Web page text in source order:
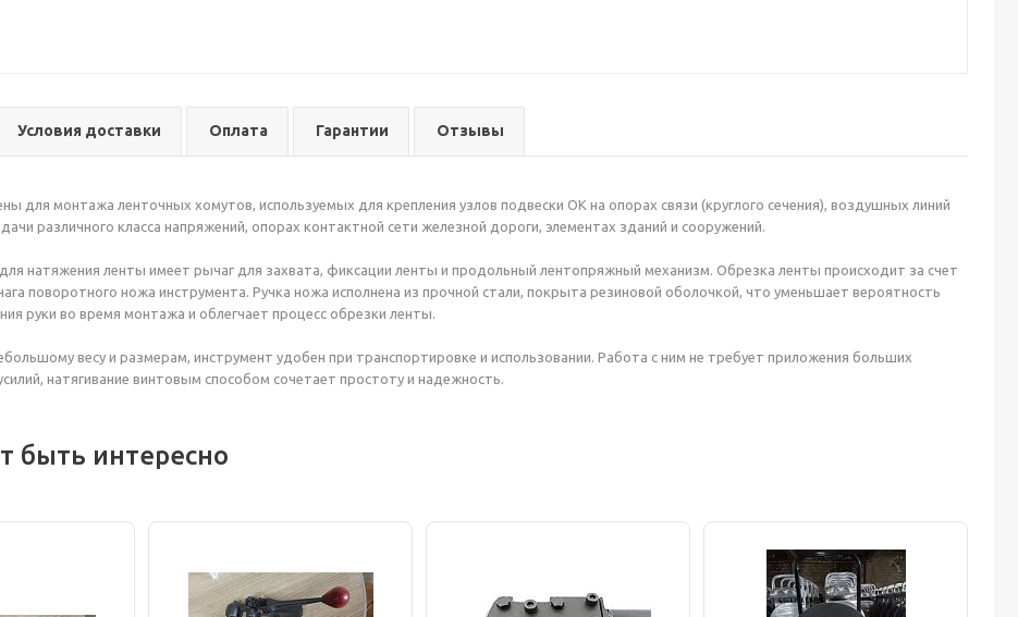
Условия доставки Оплата Гарантии Отзывы
для монтажа ленточных хомутов, используемых для крепления узлов подвески ОК на опорах связи (круглого сечения), воздушных линий
различного класса напряжений, опорах контактной сети железной дороги, элементах зданий и сооружений.
натяжения ленты имеет рычаг для захвата, фиксации ленты и продольный лентопряжный механизм. Обрезка ленты происходит за счет
поворотного ножа инструмента. Ручка ножа исполнена из прочной стали, покрыта резиновой оболочкой, что уменьшает вероятность
руки во время монтажа и облегчает процесс обрезки ленты.
весу и размерам, инструмент удобен при транспортировке и использовании. Работа с ним не требует приложения больших
натягивание винтовым способом сочетает простоту и надежность.
быть интересно